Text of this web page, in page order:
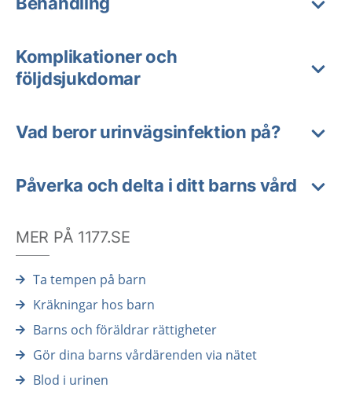
Komplikationer och
följdsjukdomar
Vad beror urinvägsinfektion på?
Påverka och delta i ditt barns vård
MER PÅ 1177.SE
Ta tempen på barn
Kräkningar hos barn
Barns och föräldrar rättigheter
Gör dina barns vårdärenden via nätet
Blod i urinen